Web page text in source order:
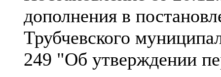
дополнения в
Трубчевского
249 "Об утверждении